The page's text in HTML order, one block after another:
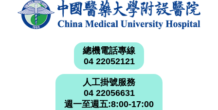
總機電話專線
04 22052121
人工掛號服務
04 22056631
週一至週五:8:00-17:00